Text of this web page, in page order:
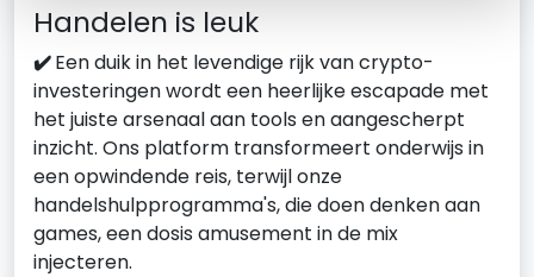
Handelen is leuk
✔️Een duik in het levendige rijk van crypto-
investeringen wordt een heerlijke escapade met
het juiste arsenaal aan tools en aangescherpt
inzicht. Ons platform transformeert onderwijs in
een opwindende reis, terwijl onze
handelshulpprogramma's, die doen denken aan
games, een dosis amusement in de mix
injecteren.